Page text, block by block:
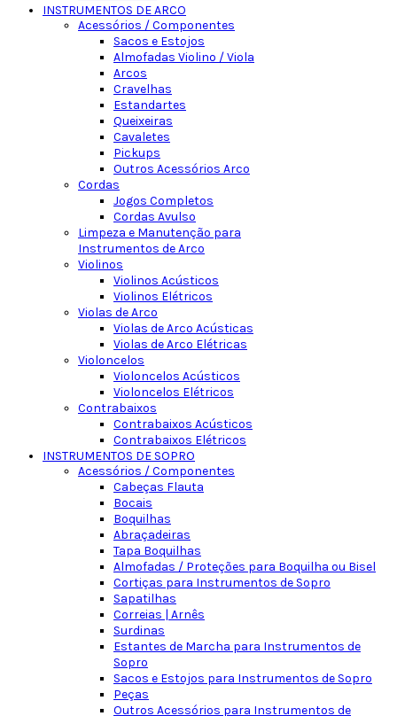
INSTRUMENTOS DE ARCO
Acessórios / Componentes
Sacos e Estojos
Almofadas Violino / Viola
Arcos
Cravelhas
Estandartes
Queixeiras
Cavaletes
Pickups
Outros Acessórios Arco
Cordas
Jogos Completos
Cordas Avulso
Limpeza e Manutenção para
Instrumentos de Arco
Violinos
Violinos Acústicos
Violinos Elétricos
Violas de Arco
Violas de Arco Acústicas
Violas de Arco Elétricas
Violoncelos
Violoncelos Acústicos
Violoncelos Elétricos
Contrabaixos
Contrabaixos Acústicos
Contrabaixos Elétricos
INSTRUMENTOS DE SOPRO
Acessórios / Componentes
Cabeças Flauta
Bocais
Boquilhas
Abraçadeiras
Tapa Boquilhas
Almofadas / Proteções para Boquilha ou Bisel
Cortiças para Instrumentos de Sopro
Sapatilhas
Correias | Arnês
Surdinas
Estantes de Marcha para Instrumentos de
Sopro
Sacos e Estojos para Instrumentos de Sopro
Peças
Outros Acessórios para Instrumentos de